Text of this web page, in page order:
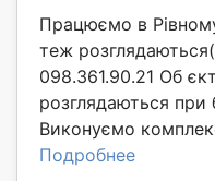
Працюємо в
теж
098.361.90.21 Об
розглядаються при
Виконуємо
Подробнее